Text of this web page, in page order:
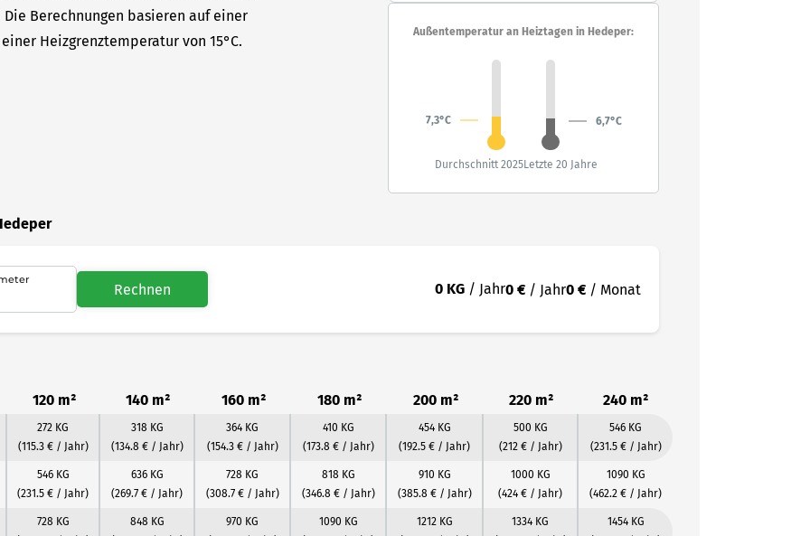
Berechnungen basieren auf einer
Heizgrenztemperatur von 15°C.
Außentemperatur an Heiztagen in Hedeper:
7,3°C 6,7°C
Durchschnitt 2025Letzte 20 Jahre
Rechnen 0 KG / Jahr0 € / Jahr0 € / Monat
120 m² 140 m² 160 m² 180 m² 200 m² 220 m² 240 m²
272 KG
(115.3 € / Jahr)
318 KG
(134.8 € / Jahr)
364 KG
(154.3 € / Jahr)
410 KG
(173.8 € / Jahr)
454 KG
(192.5 € / Jahr)
500 KG
(212 € / Jahr)
546 KG
(231.5 € / Jahr)
546 KG
(231.5 € / Jahr)
636 KG
(269.7 € / Jahr)
728 KG
(308.7 € / Jahr)
818 KG
(346.8 € / Jahr)
910 KG
(385.8 € / Jahr)
1000 KG
(424 € / Jahr)
1090 KG
(462.2 € / Jahr)
728 KG
848 KG
970 KG
1090 KG
1212 KG
1334 KG
1454 KG